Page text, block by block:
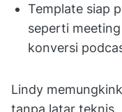
Template siap
seperti
konversi
Lindy
tanpa latar teknis,